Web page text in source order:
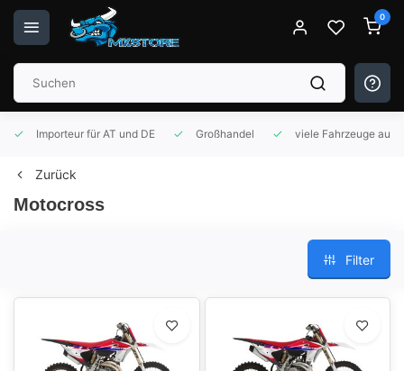
0
Importeur für AT und DE Großhandel viele Fahrzeuge auf
Zurück
Motocross
Filter